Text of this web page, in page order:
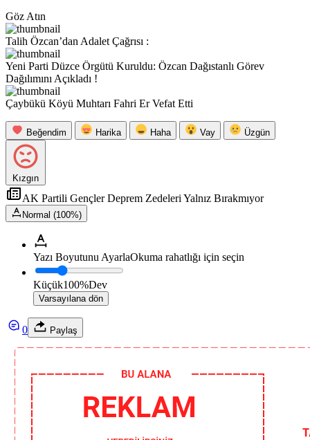
Göz Atın
Talih Özcan’dan Adalet Çağrısı :
Yeni Parti Düzce Örgütü Kuruldu: Özcan Dağıstanlı Görev
Dağılımını Açıkladı !
Çaybükü Köyü Muhtarı Fahri Er Vefat Etti
Beğendim Harika Haha Vay Üzgün
Kızgın
AK Partili Gençler Deprem Zedeleri Yalnız Bırakmıyor
Normal (100%)
Yazı Boyutunu AyarlaOkuma rahatlığı için seçin
Küçük100%Dev
Varsayılana dön
0 Paylaş